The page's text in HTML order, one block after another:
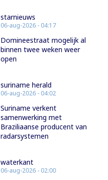
starnieuws
06-aug-2026 - 04:17
Domineestraat mogelijk al
binnen twee weken weer
open
suriname herald
06-aug-2026 - 04:02
Suriname verkent
samenwerking met
Braziliaanse producent van
radarsystemen
waterkant
06-aug-2026 - 02:00